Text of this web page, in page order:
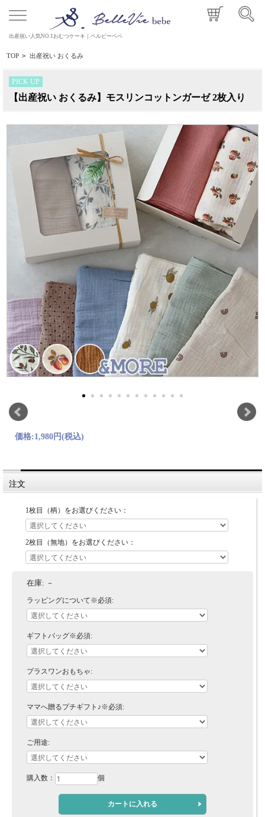
出産祝い人気NO.1おむつケーキ｜ベルビーベベ
TOP > 出産祝い おくるみ
PICK UP
【出産祝い おくるみ】モスリンコットンガーゼ 2枚入り
価格:1,980円(税込)
注文
1枚目（柄）をお選びください：
2枚目（無地）をお選びください：
在庫: －
ラッピングについて※必須:
ギフトバッグ※必須:
プラスワンおもちゃ:
ママへ贈るプチギフト♪※必須:
ご用途:
購入数： 個